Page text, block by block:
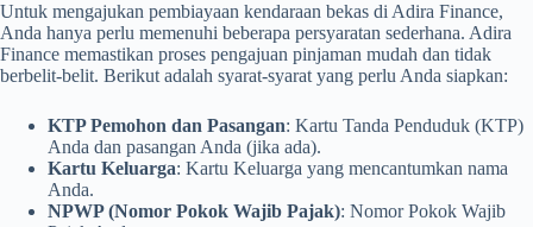
Untuk mengajukan pembiayaan kendaraan bekas di Adira Finance,
Anda hanya perlu memenuhi beberapa persyaratan sederhana. Adira
Finance memastikan proses pengajuan pinjaman mudah dan tidak
berbelit-belit. Berikut adalah syarat-syarat yang perlu Anda siapkan:
KTP Pemohon dan Pasangan: Kartu Tanda Penduduk (KTP)
Anda dan pasangan Anda (jika ada).
Kartu Keluarga: Kartu Keluarga yang mencantumkan nama
Anda.
NPWP (Nomor Pokok Wajib Pajak): Nomor Pokok Wajib